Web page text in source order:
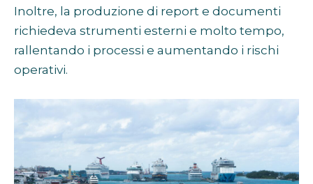
Inoltre, la produzione di report e documenti
richiedeva strumenti esterni e molto tempo,
rallentando i processi e aumentando i rischi
operativi.